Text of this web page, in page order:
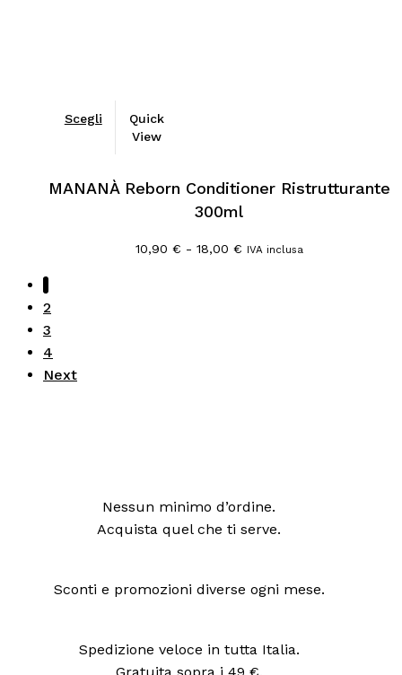
Scegli
Quick
View
MANANÀ Reborn Conditioner Ristrutturante
300ml
10,90 € - 18,00 €Fascia
IVA inclusa
2
3
4
Next
Nessun minimo d’ordine.
Acquista quel che ti serve.
Sconti e promozioni diverse ogni mese.
Spedizione veloce in tutta Italia.